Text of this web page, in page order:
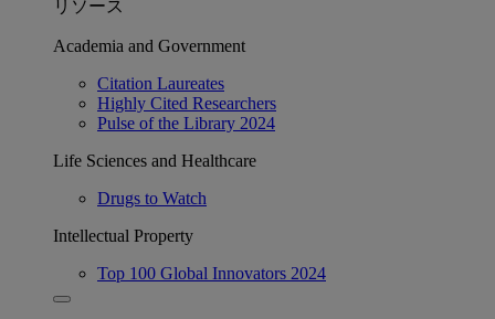
リソース
Academia and Government
Citation Laureates
Highly Cited Researchers
Pulse of the Library 2024
Life Sciences and Healthcare
Drugs to Watch
Intellectual Property
Top 100 Global Innovators 2024